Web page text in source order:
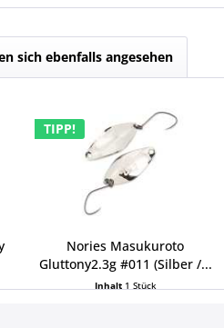
sich ebenfalls angesehen
TIPP!
Nories Masukuroto
Gluttony2.3g #011 (Silber /...
Inhalt 1 Stück